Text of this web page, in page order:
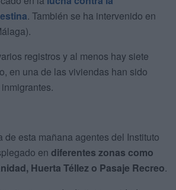
. También se ha intervenido en
registros y al menos hay siete
en una de las viviendas han sido
de esta mañana agentes del Instituto
en diferentes zonas como
Huerta Téllez o Pasaje Recreo.